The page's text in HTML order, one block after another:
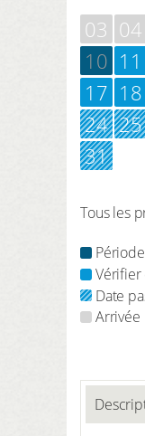
03 04
10 11
17 18
24 25
31
Tous les
Vérifier
Date
Arrivée